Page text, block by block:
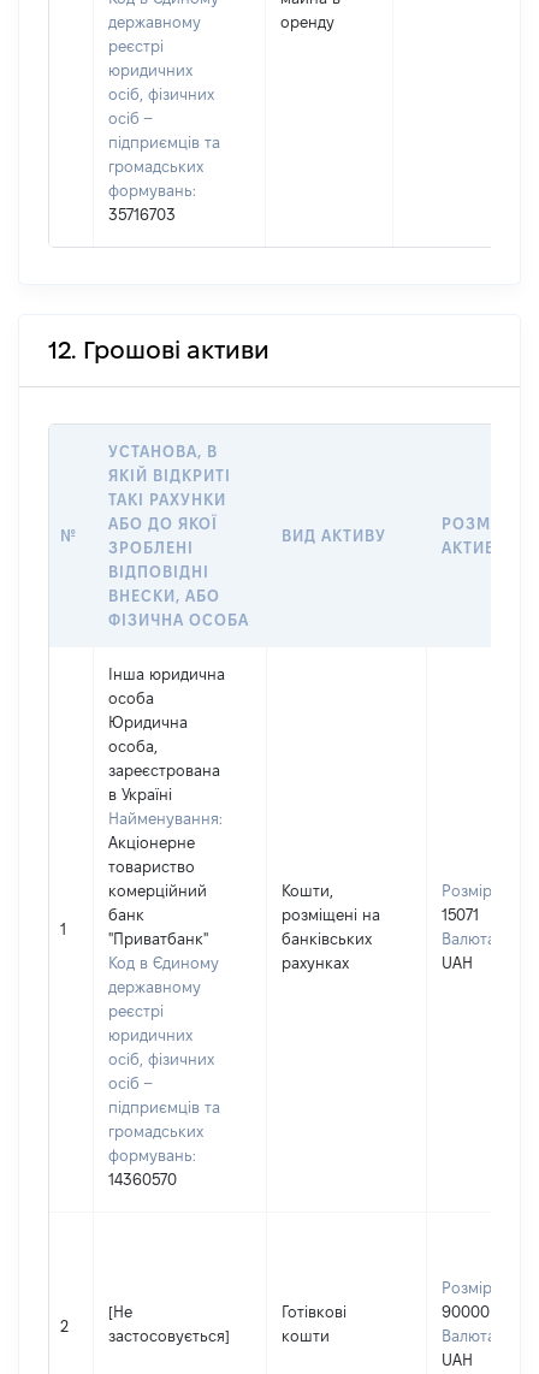
державному
реєстрі
юридичних
осіб, фізичних
осіб –
підприємців та
громадських
формувань:
35716703
оренду
12. Грошові активи
№
УСТАНОВА, В
ЯКІЙ ВІДКРИТІ
ТАКІ РАХУНКИ
АБО ДО ЯКОЇ
ЗРОБЛЕНІ
ВІДПОВІДНІ
ВНЕСКИ, АБО
ФІЗИЧНА ОСОБА
ВИД АКТИВУ
РОЗМІР
АКТИВУ
1
Інша юридична
особа
Юридична
особа,
зареєстрована
в Україні
Найменування:
Акціонерне
товариство
комерційний
банк
"Приватбанк"
Код в Єдиному
державному
реєстрі
юридичних
осіб, фізичних
осіб –
підприємців та
громадських
формувань:
14360570
Кошти,
розміщені на
банківських
рахунках
Розмір:
15071
Валюта:
UAH
2
[Не
застосовується]
Готівкові
кошти
Розмір:
90000
Валюта:
UAH